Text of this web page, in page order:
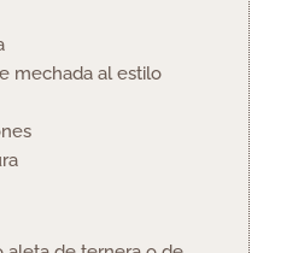
mechada al estilo